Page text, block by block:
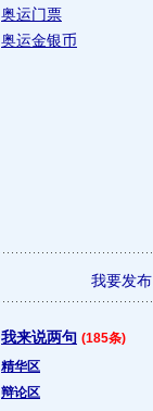
奥运门票
奥运金银币
我要发布
我来说两句 (185条)
精华区
辩论区